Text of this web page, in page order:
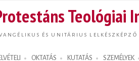
Teológiai
ÉS UNITÁRIUS LELKÉSZKÉPZŐ
OKTATÁS KUTATÁS SZEMÉLYEK